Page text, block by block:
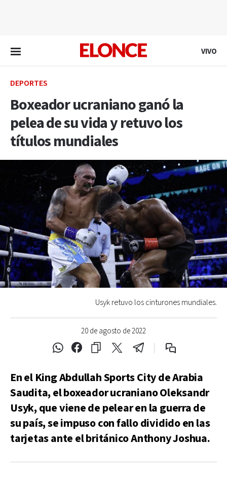
VIVO
DEPORTES
Boxeador ucraniano ganó la
pelea de su vida y retuvo los
títulos mundiales
20 de agosto de 2022
Usyk retuvo los cinturones mundiales.
En el King Abdullah Sports City de Arabia
Saudita, el boxeador ucraniano Oleksandr
Usyk, que viene de pelear en la guerra de
su país, se impuso con fallo dividido en las
tarjetas ante el británico Anthony Joshua.